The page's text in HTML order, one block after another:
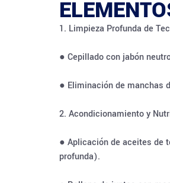
1. Limpieza Profunda de
● Cepillado con jabón
● Eliminación de manchas
2. Acondicionamiento y
● Aplicación de aceites de
profunda).